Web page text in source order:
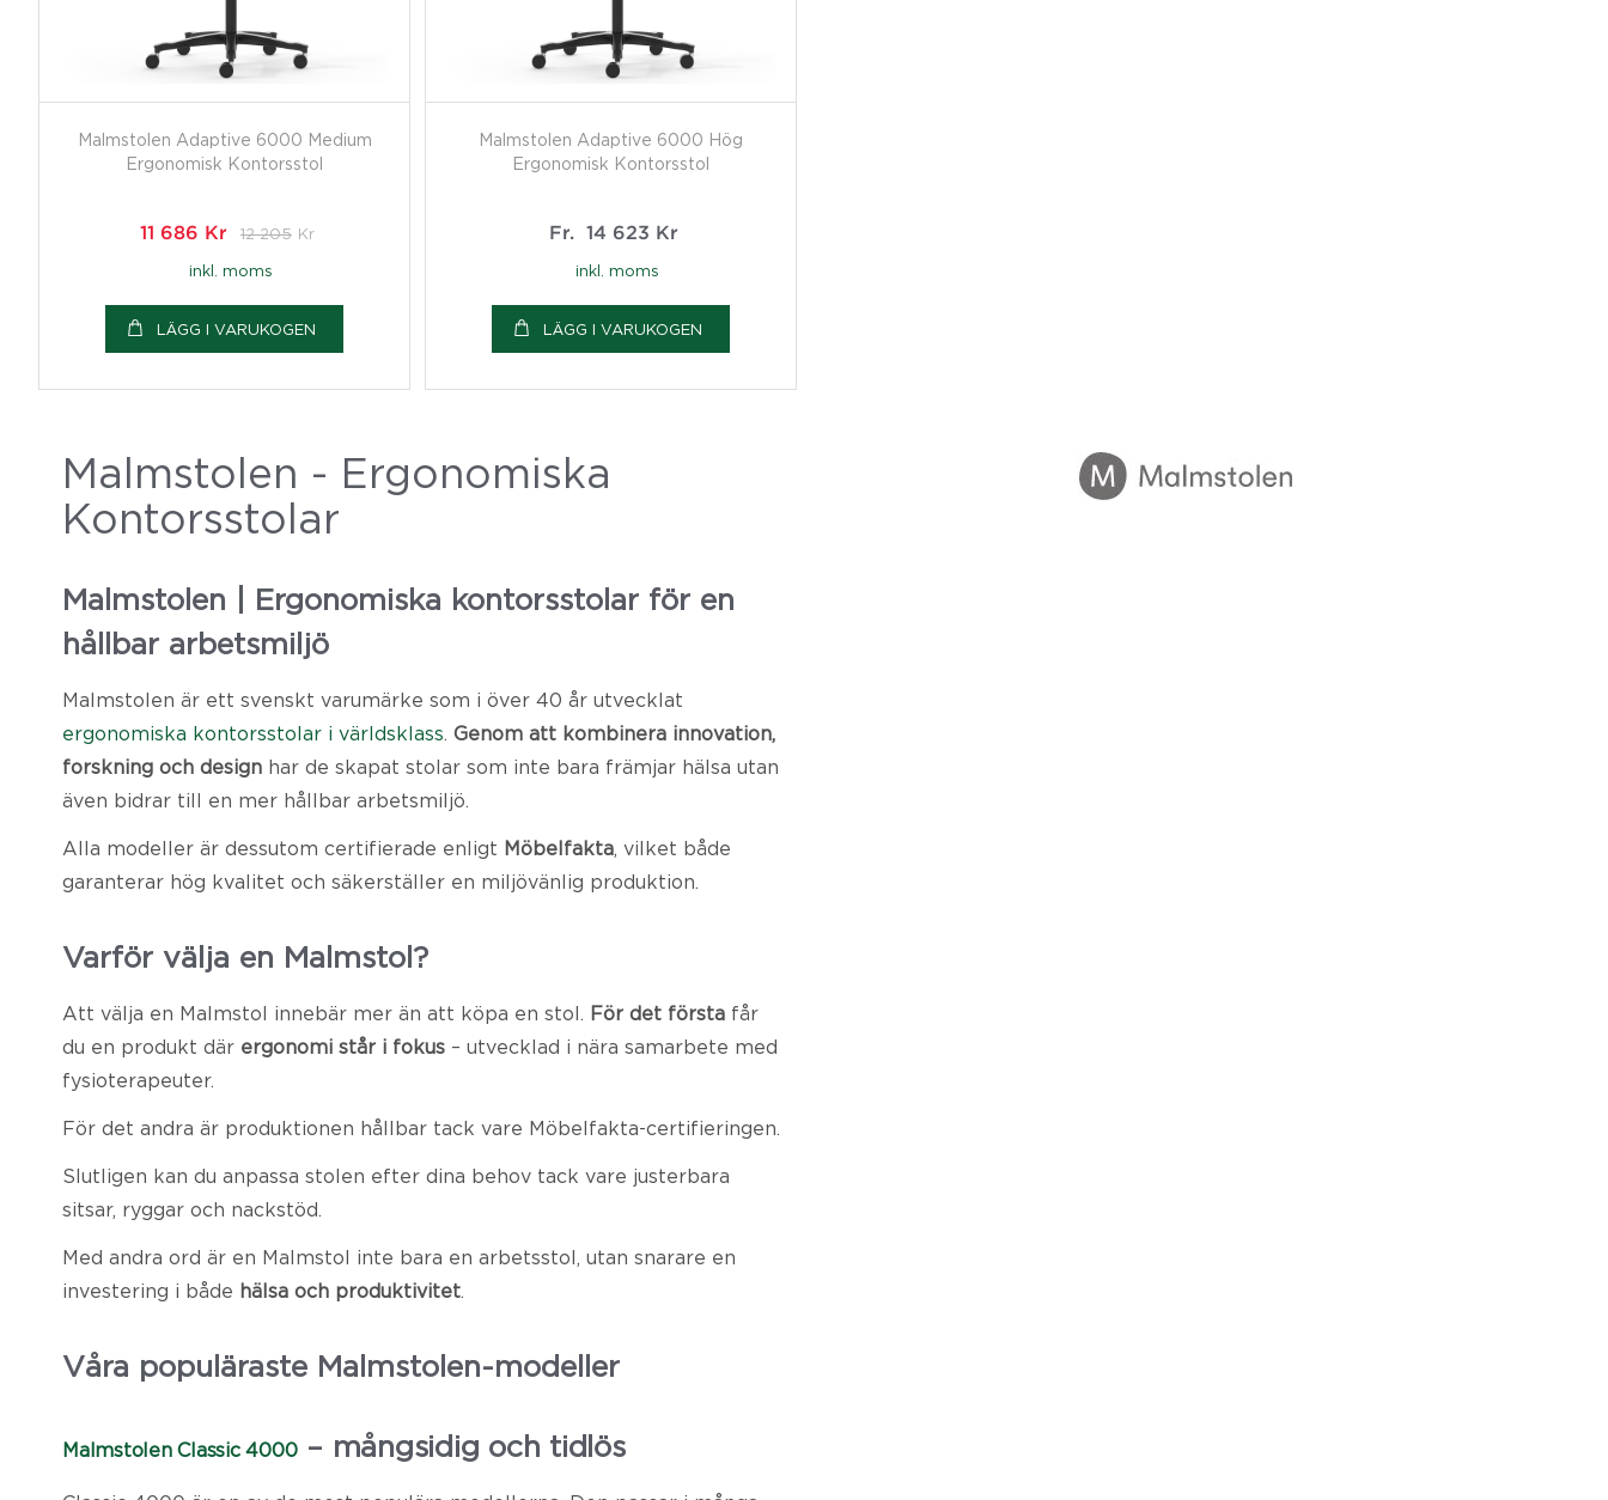
Malmstolen Adaptive 6000 Medium
Ergonomisk Kontorsstol
11 686 Kr 12 205 Kr
inkl. moms
LÄGG I VARUKOGEN
Malmstolen Adaptive 6000 Hög
Ergonomisk Kontorsstol
Fr. 14 623 Kr
inkl. moms
LÄGG I VARUKOGEN
Malmstolen - Ergonomiska
Kontorsstolar
Malmstolen | Ergonomiska kontorsstolar för en
hållbar arbetsmiljö
Malmstolen är ett svenskt varumärke som i över 40 år utvecklat
ergonomiska kontorsstolar i världsklass. Genom att kombinera innovation,
forskning och design har de skapat stolar som inte bara främjar hälsa utan
även bidrar till en mer hållbar arbetsmiljö.
Alla modeller är dessutom certifierade enligt Möbelfakta, vilket både
garanterar hög kvalitet och säkerställer en miljövänlig produktion.
Varför välja en Malmstol?
Att välja en Malmstol innebär mer än att köpa en stol. För det första får
du en produkt där ergonomi står i fokus – utvecklad i nära samarbete med
fysioterapeuter.
För det andra är produktionen hållbar tack vare Möbelfakta-certifieringen.
Slutligen kan du anpassa stolen efter dina behov tack vare justerbara
sitsar, ryggar och nackstöd.
Med andra ord är en Malmstol inte bara en arbetsstol, utan snarare en
investering i både hälsa och produktivitet.
Våra populäraste Malmstolen-modeller
Malmstolen Classic 4000– mångsidig och tidlös